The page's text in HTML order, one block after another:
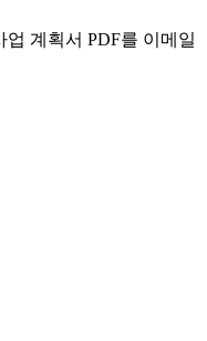
계획서 PDF를 이메일